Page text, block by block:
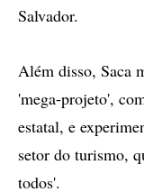
Salvador.
Além disso, Saca
'mega-projeto',
estatal, e
setor do turismo,
todos'.